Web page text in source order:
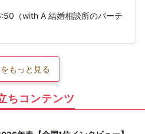
（with A 結婚相談所のパーテ
もっと見る
ちコンテンツ